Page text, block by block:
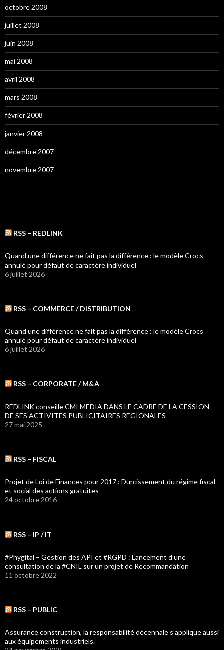
octobre 2008
juillet 2008
juin 2008
mai 2008
avril 2008
mars 2008
février 2008
janvier 2008
décembre 2007
novembre 2007
RSS – REDLINK
Quand une différence ne fait pas la différence : le modèle Crocs
annulé pour défaut de caractère individuel
6 juillet 2026
RSS – COMMERCE / DISTRIBUTION
Quand une différence ne fait pas la différence : le modèle Crocs
annulé pour défaut de caractère individuel
6 juillet 2026
RSS – CORPORATE / M&A
REDLINK conseille CMI MEDIA DANS LE CADRE DE LA CESSION
DE SES ACTIVITES PUBLICITAIRES REGIONALES
27 mai 2025
RSS – FISCAL
Projet de Loi de Finances pour 2017 : Durcissement du régime fiscal
et social des actions gratuites
24 octobre 2016
RSS – IP / IT
#Phygital – Gestion des API et #RGPD : Lancement d’une
consultation de la #CNIL sur un projet de Recommandation
11 octobre 2022
RSS – PUBLIC
Assurance construction, la responsabilité décennale s’applique aussi
aux équipements industriels.